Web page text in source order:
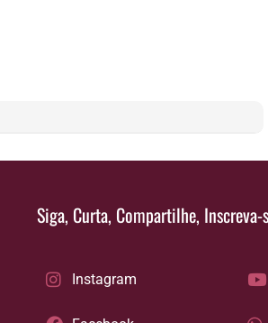
Siga, Curta, Compartilhe, Inscreva-
Instagram